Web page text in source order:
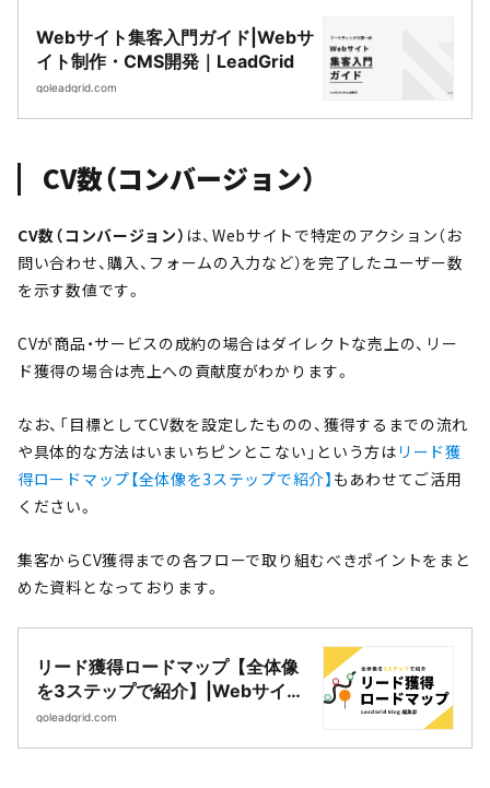
Webサイト集客入門ガイド|Webサ
イト制作・CMS開発｜LeadGrid
goleadgrid.com
CV数（コンバージョン）
CV数（コンバージョン） は、Webサイトで特定のアクション（お
問い合わせ、購入、フォームの入力など）を完了したユーザー数
を示す数値です。
CVが商品・サービスの成約の場合はダイレクトな売上の、リー
ド獲得の場合は売上への貢献度がわかります。
なお、「目標としてCV数を設定したものの、獲得するまでの流れ
や具体的な方法はいまいちピンとこない」という方は リード獲
得ロードマップ【全体像を3ステップで紹介】 もあわせてご活用
ください。
集客からCV獲得までの各フローで取り組むべきポイントをまと
めた資料となっております。
リード獲得ロードマップ【全体像
を3ステップで紹介】|Webサイト
制作・CMS開発｜LeadGrid
goleadgrid.com